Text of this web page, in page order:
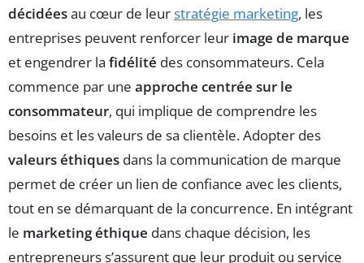
décidéesau cœur de leurstratégie marketing, les
entreprises peuvent renforcer leur image de marque
et engendrer la fidélité des consommateurs. Cela
commence par une approche centrée sur le
consommateur, qui implique de comprendre les
besoins et les valeurs de sa clientèle. Adopter des
valeurs éthiques dans la communication de marque
permet de créer un lien de confiance avec les clients,
tout en se démarquant de la concurrence. En intégrant
le marketing éthique dans chaque décision, les
entrepreneurs s’assurent que leur produit ou service